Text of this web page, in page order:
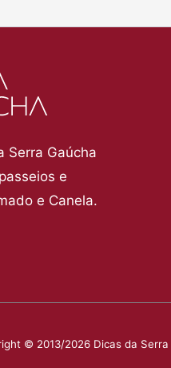
Serra Gaúcha
e
e Canela.
© 2013/2026 Dicas da